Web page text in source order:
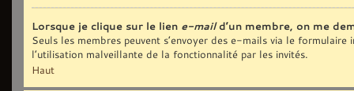
Lorsque je clique sur le lien e-maild’un membre, on me
Seuls les membres peuvent s’envoyer des e-mails via le
l’utilisation malveillante de la fonctionnalité par les invités.
Haut